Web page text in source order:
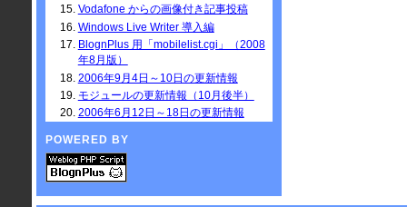
Vodafone からの画像付き記事投稿
Windows Live Writer 導入編
BlognPlus 用「mobilelist.cgi」（2008
年8月版）
2006年9月4日～10日の更新情報
モジュールの更新情報（10月後半）
2006年6月12日～18日の更新情報
POWERED BY